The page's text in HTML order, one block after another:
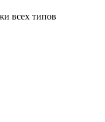
всех типов